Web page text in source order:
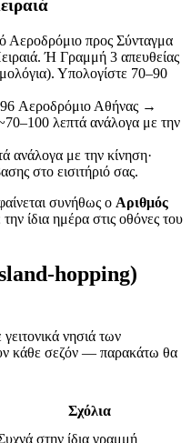
προς Σύνταγμα
Ή Γραμμή 3 απευθείας
Υπολογίστε 70–90
Αεροδρόμιο Αθήνας →
λεπτά ανάλογα με την
ανάλογα με την κίνηση·
στο εισιτήριό σας.
συνήθως ο Αριθμός
ίδια ημέρα στις οθόνες του
hopping)
νησιά των
κάθε σεζόν — παρακάτω θα
Σχόλια
στην ίδια γραμμή